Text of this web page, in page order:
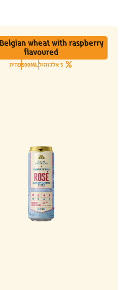
Belgian wheat with raspberry
flavoured
5 אלכוהול 500MLפחית